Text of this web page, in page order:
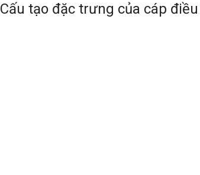
Cấu tạo đặc trưng của cáp